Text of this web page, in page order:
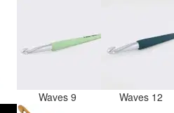
Waves 9 Waves 12